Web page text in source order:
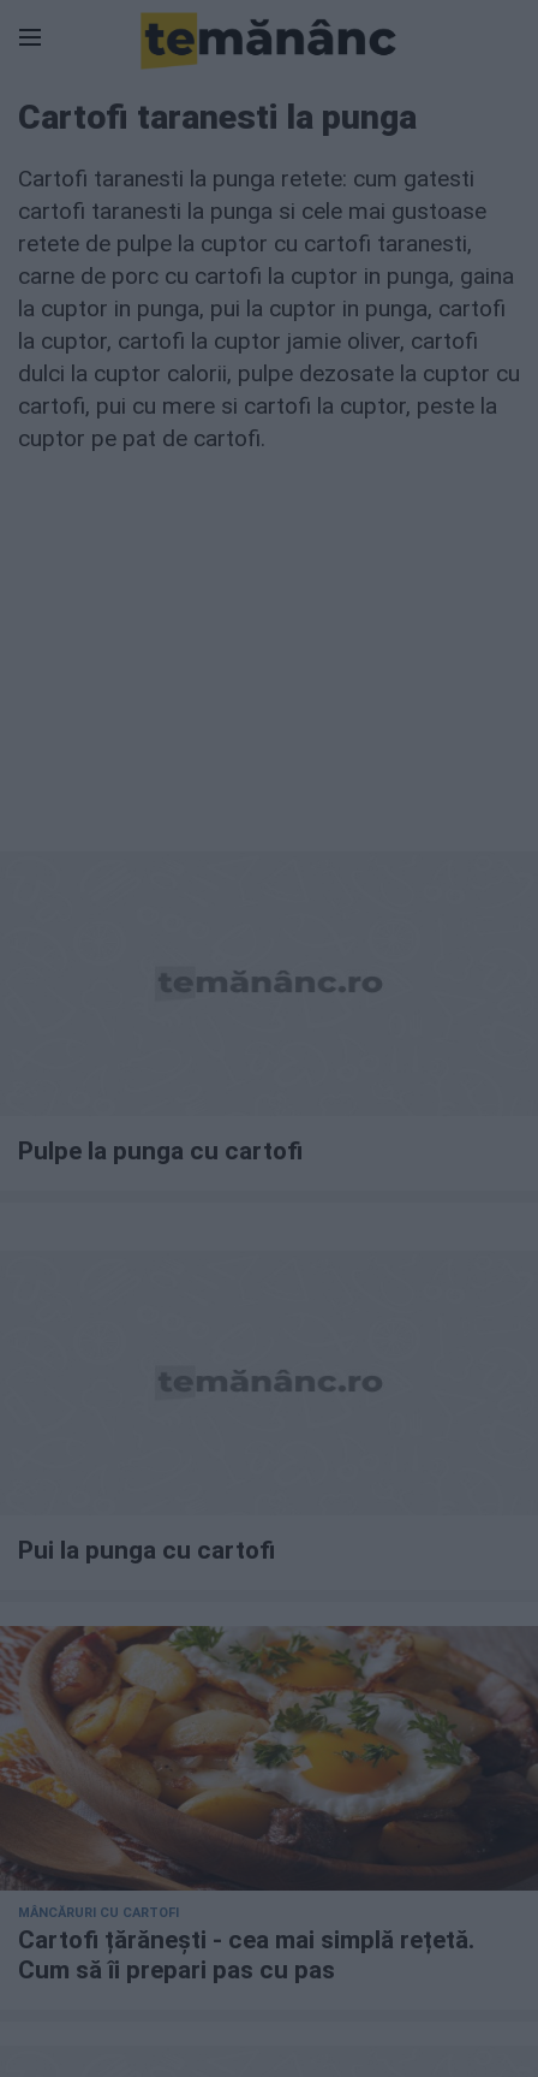
Cartofi taranesti la punga
Cartofi taranesti la punga retete: cum gatesti
cartofi taranesti la punga si cele mai gustoase
retete de pulpe la cuptor cu cartofi taranesti,
carne de porc cu cartofi la cuptor in punga, gaina
la cuptor in punga, pui la cuptor in punga, cartofi
la cuptor, cartofi la cuptor jamie oliver, cartofi
dulci la cuptor calorii, pulpe dezosate la cuptor cu
cartofi, pui cu mere si cartofi la cuptor, peste la
cuptor pe pat de cartofi.
Pulpe la punga cu cartofi
Pui la punga cu cartofi
MÂNCĂRURI CU CARTOFI
Cartofi țărănești - cea mai simplă rețetă.
Cum să îi prepari pas cu pas